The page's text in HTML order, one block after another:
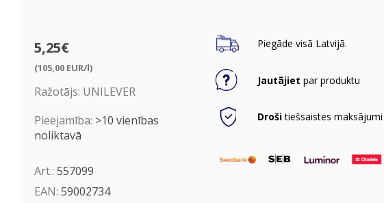
5,25€
(105,00 EUR/l)
Ražotājs: UNILEVER
Pieejamība: >10 vienības
noliktavā
Art.: 557099
EAN: 59002734
Piegāde visā Latvijā.
Jautājiet par produktu
Drošitiešsaistes maksājumi